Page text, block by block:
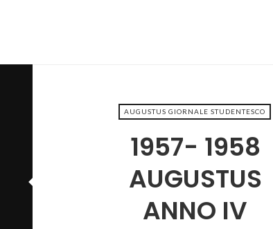
AUGUSTUS GIORNALE STUDENTESCO
1957- 1958
AUGUSTUS
ANNO IV